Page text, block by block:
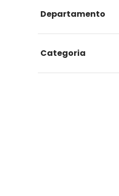
departamento
categoria